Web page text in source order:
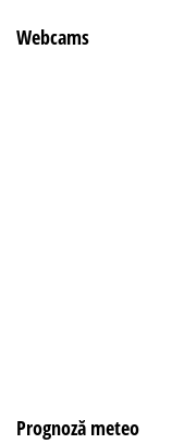
Webcams
Prognoză meteo